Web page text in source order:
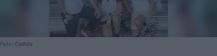
Foto: Cedida